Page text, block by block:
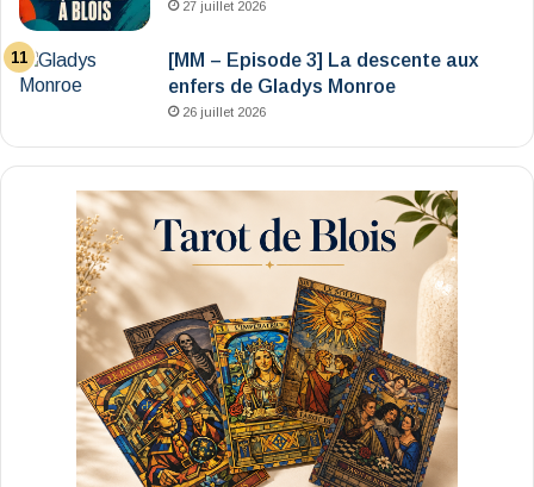
27 juillet 2026
[MM – Episode 3] La descente aux
enfers de Gladys Monroe
26 juillet 2026